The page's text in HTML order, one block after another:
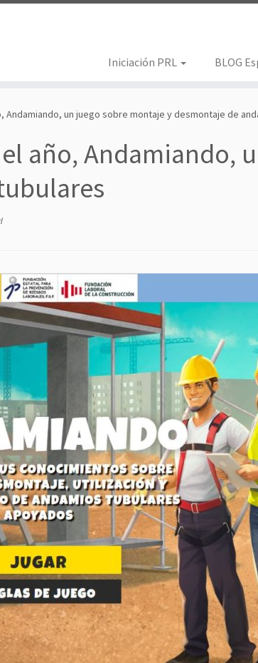
Iniciación PRL BLOG
Andamiando, un juego sobre montaje y desmontaje de
año, Andamiando,